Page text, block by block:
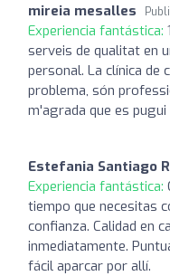
mireia mesalles
Experiencia fantástica:
serveis de qualitat en
personal. La clínica de
problema, són
m'agrada que es
Estefania Santiago
Experiencia fantástica:
tiempo que necesitas
confianza. Calidad en
inmediatamente.
fácil aparcar por allí.